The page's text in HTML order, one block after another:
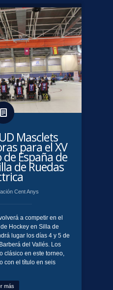
Masclets
para el XV
España de
de Ruedas
Cent Anys
a competir en el
Hockey en Silla de
lugar los días 4 y 5 de
del Vallés. Los
clásico en este torneo,
con el título en seis
más